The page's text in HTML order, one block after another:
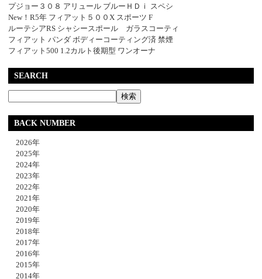
プジョー３０８ アリュール ブルーＨＤｉ スペシ
New！R5年 フィアット５００X スポーツ F
ルーテシアRS シャシースポール ガラスコーティ
フィアット パンダ ボディーコーティング済 禁煙
フィアット500 1.2カルト後期型 ワンオーナ
SEARCH
BACK NUMBER
2026年
2025年
2024年
2023年
2022年
2021年
2020年
2019年
2018年
2017年
2016年
2015年
2014年